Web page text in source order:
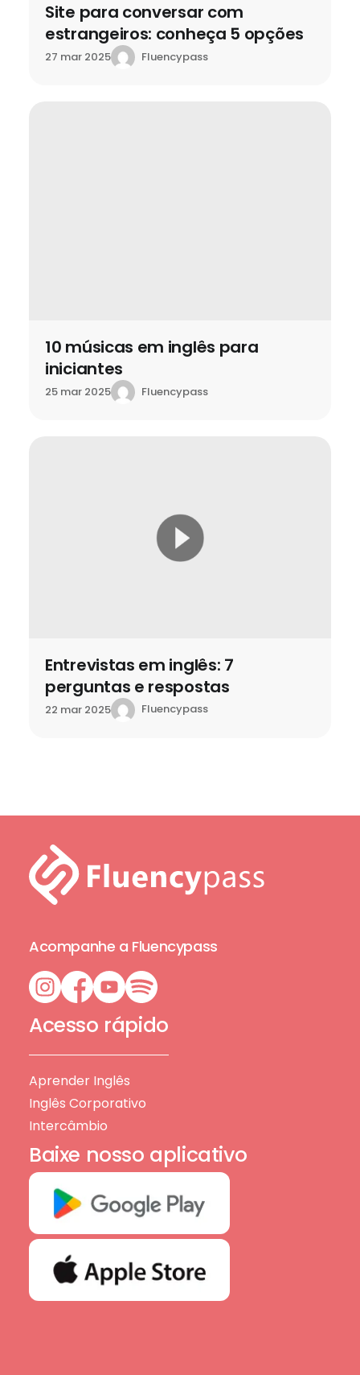
Site para conversar com
estrangeiros: conheça 5 opções
27 mar 2025 Fluencypass
10 músicas em inglês para
iniciantes
25 mar 2025 Fluencypass
Entrevistas em inglês: 7
perguntas e respostas
22 mar 2025 Fluencypass
Acompanhe a Fluencypass
Acesso rápido
Aprender Inglês
Inglês Corporativo
Intercâmbio
Baixe nosso aplicativo